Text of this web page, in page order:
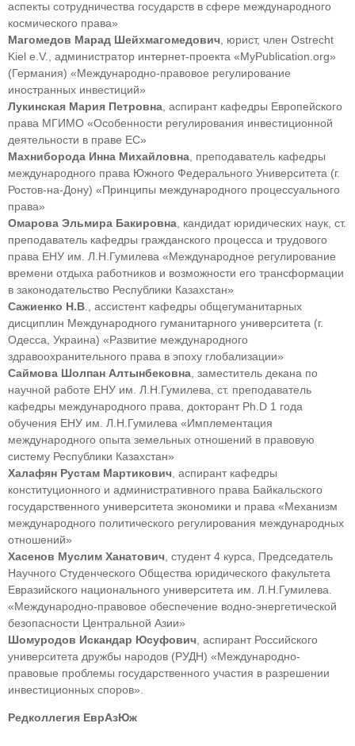
аспекты сотрудничества государств в сфере международного
космического права»
Магомедов Марад Шейхмагомедович , юрист, член Ostrecht
Kiel e.V., администратор интернет-проекта «MyPublication.org»
(Германия) «Международно-правовое регулирование
иностранных инвестиций»
Лукинская Мария Петровна , аспирант кафедры Европейского
права МГИМО «Особенности регулирования инвестиционной
деятельности в праве ЕС»
Махниборода Инна Михайловна , преподаватель кафедры
международного права Южного Федерального Университета (г.
Ростов-на-Дону) «Принципы международного процессуального
права»
Омарова Эльмира Бакировна , кандидат юридических наук, ст.
преподаватель кафедры гражданского процесса и трудового
права ЕНУ им. Л.Н.Гумилева «Международное регулирование
времени отдыха работников и возможности его трансформации
в законодательство Республики Казахстан»
Сажиенко Н.В ., ассистент кафедры общегуманитарных
дисциплин Международного гуманитарного университета (г.
Одесса, Украина) «Развитие международного
здравоохранительного права в эпоху глобализации»
Саймова Шолпан Алтынбековна , заместитель декана по
научной работе ЕНУ им. Л.Н.Гумилева, ст. преподаватель
кафедры международного права, докторант Ph.D 1 года
обучения ЕНУ им. Л.Н.Гумилева «Имплементация
международного опыта земельных отношений в правовую
систему Республики Казахстан»
Халафян Рустам Мартикович , аспирант кафедры
конституционного и административного права Байкальского
государственного университета экономики и права «Механизм
международного политического регулирования международных
отношений»
Хасенов Муслим Ханатович , студент 4 курса, Председатель
Научного Студенческого Общества юридического факультета
Евразийского национального университета им. Л.Н.Гумилева.
«Международно-правовое обеспечение водно-энергетической
безопасности Центральной Азии»
Шомуродов Искандар Юсуфович , аспирант Российского
университета дружбы народов (РУДН) «Международно-
правовые проблемы государственного участия в разрешении
инвестиционных споров».
Редколлегия ЕврАзЮж